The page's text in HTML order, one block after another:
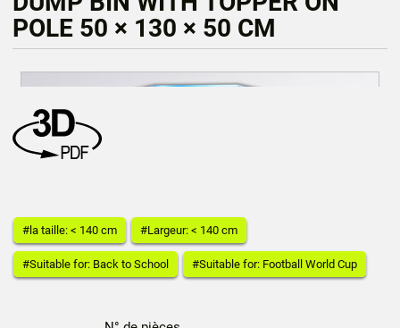
POLE 50 × 130 × 50 CM
#la taille: < 140 cm #Largeur: < 140 cm
#Suitable for: Back to School #Suitable for: Football World Cup